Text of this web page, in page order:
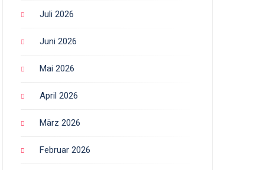
Juli 2026
Juni 2026
Mai 2026
April 2026
März 2026
Februar 2026